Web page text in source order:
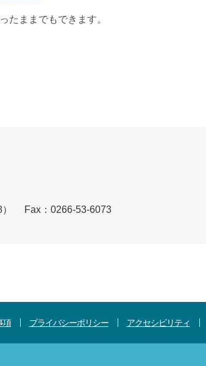
たままでもできます。
Fax：0266-53-6073
項 プライバシーポリシー アクセシビリティ